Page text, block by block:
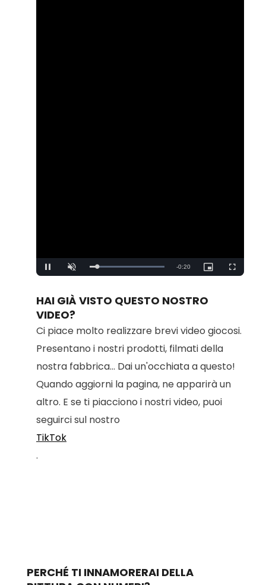
Pause Unmute Loaded:
Remaining
-0:20
Picture-
in-
Fullscreen
HAI GIÀ VISTO QUESTO NOSTRO
VIDEO?
Ci piace molto realizzare brevi video giocosi.
Presentano i nostri prodotti, filmati della
nostra fabbrica... Dai un'occhiata a questo!
Quando aggiorni la pagina, ne apparirà un
altro. E se ti piacciono i nostri video, puoi
seguirci sul nostro
TikTok
.
PERCHÉ TI INNAMORERAI DELLA